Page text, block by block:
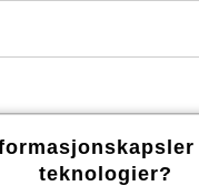
teknologier?